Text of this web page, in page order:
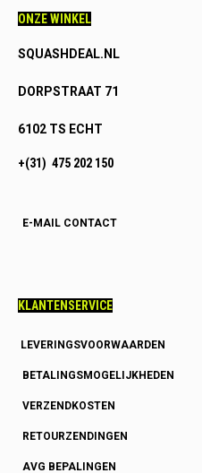
ONZE WINKEL
SQUASHDEAL.NL
DORPSTRAAT 71
6102 TS ECHT
+(31) 475 202 150
E-MAIL CONTACT
KLANTENSERVICE
LEVERINGSVOORWAARDEN
BETALINGSMOGELIJKHEDEN
VERZENDKOSTEN
RETOURZENDINGEN
AVG BEPALINGEN